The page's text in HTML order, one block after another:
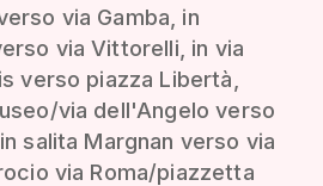
via Gamba, in
via Vittorelli, in via
verso piazza Libertà,
via dell'Angelo verso
salita Margnan verso via
via Roma/piazzetta